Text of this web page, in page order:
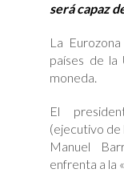
será capaz
La
países de la
moneda.
El
(ejecutivo de
Manuel
enfrenta a la